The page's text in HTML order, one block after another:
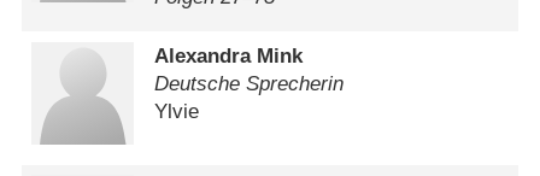
Alexandra Mink
Deutsche Sprecherin
Ylvie